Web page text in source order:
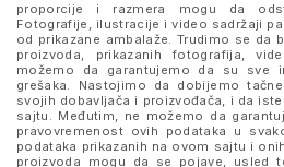
proporcije i razmera mogu da
Fotografije, ilustracije i video sadržaji
od prikazane ambalaže. Trudimo se da
proizvoda, prikazanih fotografija,
možemo da garantujemo da su sve
grešaka. Nastojimo da dobijemo
svojih dobavljača i proizvođača, i da
sajtu. Međutim, ne možemo da
pravovremenost ovih podataka u
podataka prikazanih na ovom sajtu i
proizvoda mogu da se pojave, usled